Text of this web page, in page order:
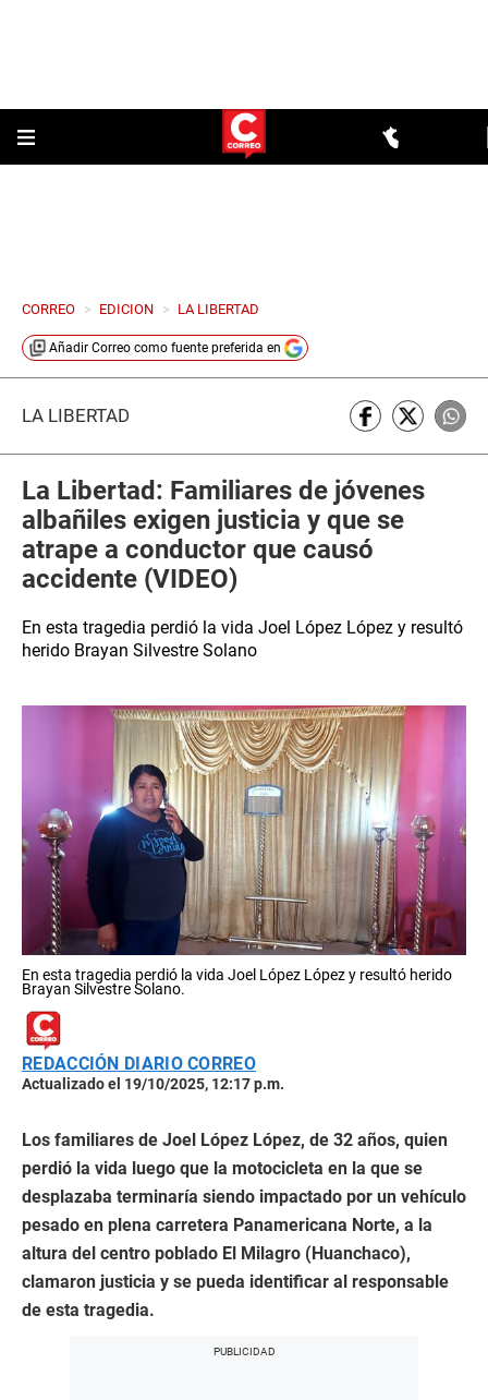
CORREO > EDICION > LA LIBERTAD
Añadir Correo como fuente preferida en
LA LIBERTAD
La Libertad: Familiares de jóvenes
albañiles exigen justicia y que se
atrape a conductor que causó
accidente (VIDEO)
En esta tragedia perdió la vida Joel López López y resultó
herido Brayan Silvestre Solano
En esta tragedia perdió la vida Joel López López y resultó herido
Brayan Silvestre Solano.
REDACCIÓN DIARIO CORREO
Actualizado el 19/10/2025, 12:17 p.m.
Los familiares de Joel López López, de 32 años, quien
perdió la vida luego que la motocicleta en la que se
desplazaba terminaría siendo impactado por un vehículo
pesado en plena carretera Panamericana Norte, a la
altura del centro poblado El Milagro (Huanchaco),
clamaron justicia y se pueda identificar al responsable
de esta tragedia.